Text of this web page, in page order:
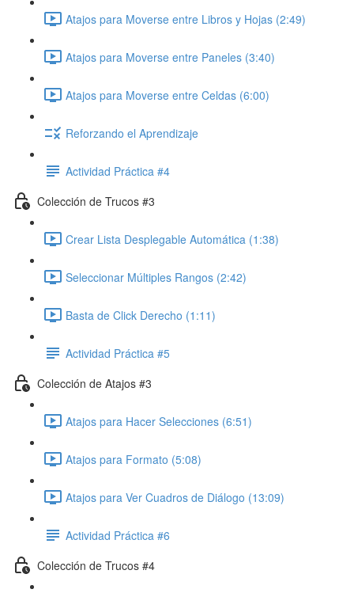
Atajos para Moverse entre Libros y Hojas (2:49)
Atajos para Moverse entre Paneles (3:40)
Atajos para Moverse entre Celdas (6:00)
Reforzando el Aprendizaje
Actividad Práctica #4
Colección de Trucos #3
Crear Lista Desplegable Automática (1:38)
Seleccionar Múltiples Rangos (2:42)
Basta de Click Derecho (1:11)
Actividad Práctica #5
Colección de Atajos #3
Atajos para Hacer Selecciones (6:51)
Atajos para Formato (5:08)
Atajos para Ver Cuadros de Diálogo (13:09)
Actividad Práctica #6
Colección de Trucos #4